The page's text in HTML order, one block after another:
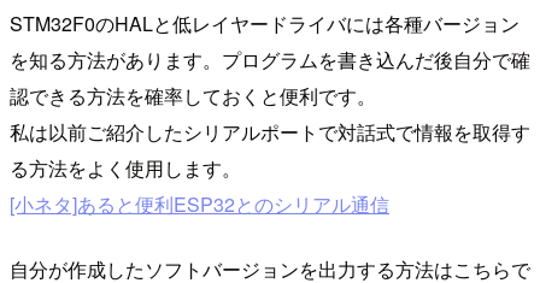
STM32F0のHALと低レイヤードライバには各種バージョン
を知る方法があります。プログラムを書き込んだ後自分で確
認できる方法を確率しておくと便利です。
私は以前ご紹介したシリアルポートで対話式で情報を取得す
る方法をよく使用します。
[小ネタ]あると便利ESP32とのシリアル通信
自分が作成したソフトバージョンを出力する方法はこちらで